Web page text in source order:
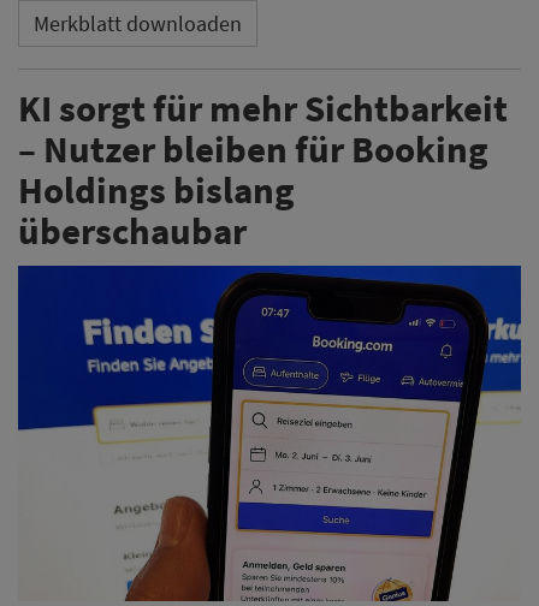
Merkblatt downloaden
KI sorgt für mehr Sichtbarkeit
– Nutzer bleiben für Booking
Holdings bislang
überschaubar